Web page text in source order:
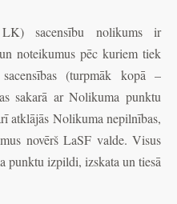
sacensību nolikums ir
noteikumus pēc kuriem tiek
(turpmāk kopā –
sakarā ar Nolikuma punktu
atklājās Nolikuma nepilnības,
novērš LaSF valde. Visus
punktu izpildi, izskata un tiesā